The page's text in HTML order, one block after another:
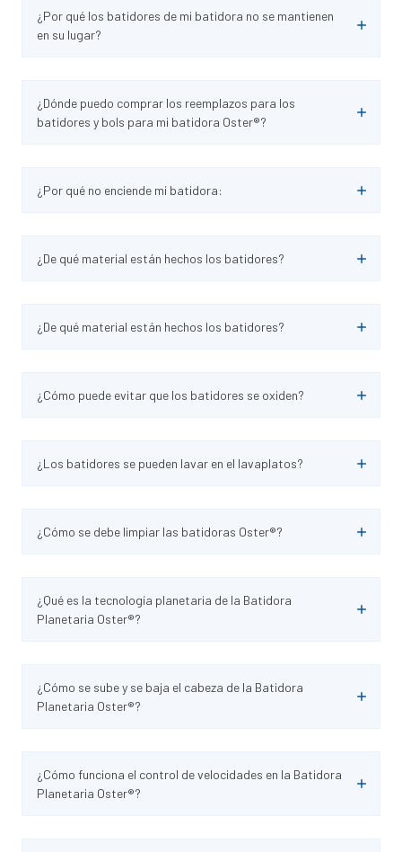
¿Por qué los batidores de mi batidora no se mantienen
en su lugar?
¿Dónde puedo comprar los reemplazos para los
batidores y bols para mi batidora Oster®?
¿Por qué no enciende mi batidora:
¿De qué material están hechos los batidores?
¿De qué material están hechos los batidores?
¿Cómo puede evitar que los batidores se oxiden?
¿Los batidores se pueden lavar en el lavaplatos?
¿Cómo se debe limpiar las batidoras Oster®?
¿Qué es la tecnología planetaria de la Batidora
Planetaria Oster®?
¿Cómo se sube y se baja el cabeza de la Batidora
Planetaria Oster®?
¿Cómo funciona el control de velocidades en la Batidora
Planetaria Oster®?